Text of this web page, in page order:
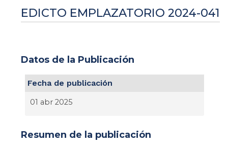
EDICTO EMPLAZATORIO 2024-041
Datos de la Publicación
Fecha de publicación
01 abr 2025
Resumen de la publicación